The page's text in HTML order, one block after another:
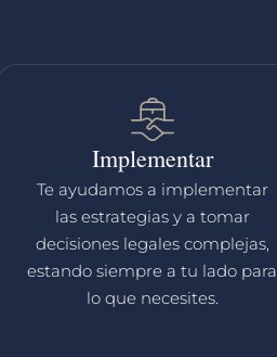
Implementar
Te ayudamos a implementar
las estrategias y a tomar
decisiones legales complejas,
estando siempre a tu lado para
lo que necesites.